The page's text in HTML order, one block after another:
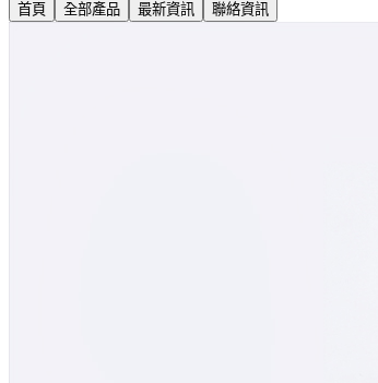
首頁 全部產品 最新資訊 聯絡資訊